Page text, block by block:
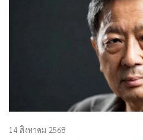
14 สิงหาคม 2568